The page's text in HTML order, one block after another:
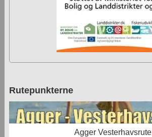
Rutepunkterne
Agger Vesterhavsrute